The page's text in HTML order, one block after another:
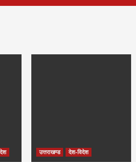
उत्तराखण्ड देश-विदेश